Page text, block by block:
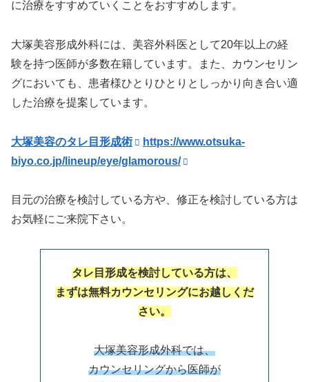
に治療をすすめていくことをおすすめします。
大塚美容形成外科には、美容外科医として20年以上の経
験を持つ医師が多数在籍しています。また、カウンセリン
グにおいても、患者様ひとりひとりとしっかり向き合い適
した治療を提案しています。
大塚美容のタレ目形成術
https://www.otsuka-
biyo.co.jp/lineup/eye/glamorous/
目元の治療を検討している方や、修正を検討している方は
お気軽にご来院下さい。
タレ目形成を検討している方は、
まずは無料カウンセリングにお越しくだ
さい。
大塚美容形成外科では、
カウンセリングから医師が